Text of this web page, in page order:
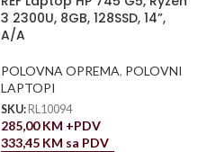
3 2300U, 8GB, 128SSD, 14”,
A/A
POLOVNA OPREMA, POLOVNI
LAPTOPI
SKU: RL10094
285,00KM +PDV
333,45 KM sa PDV